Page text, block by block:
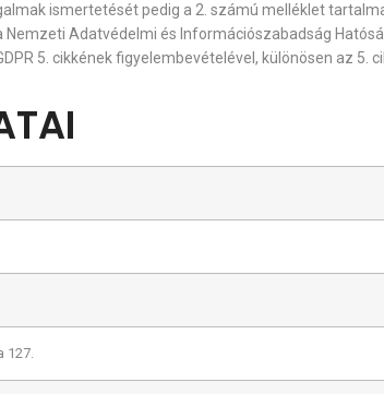
ismertetését pedig a 2. számú melléklet
Adatvédelmi és Információszabadság
5. cikkének figyelembevételével, különösen az
127.